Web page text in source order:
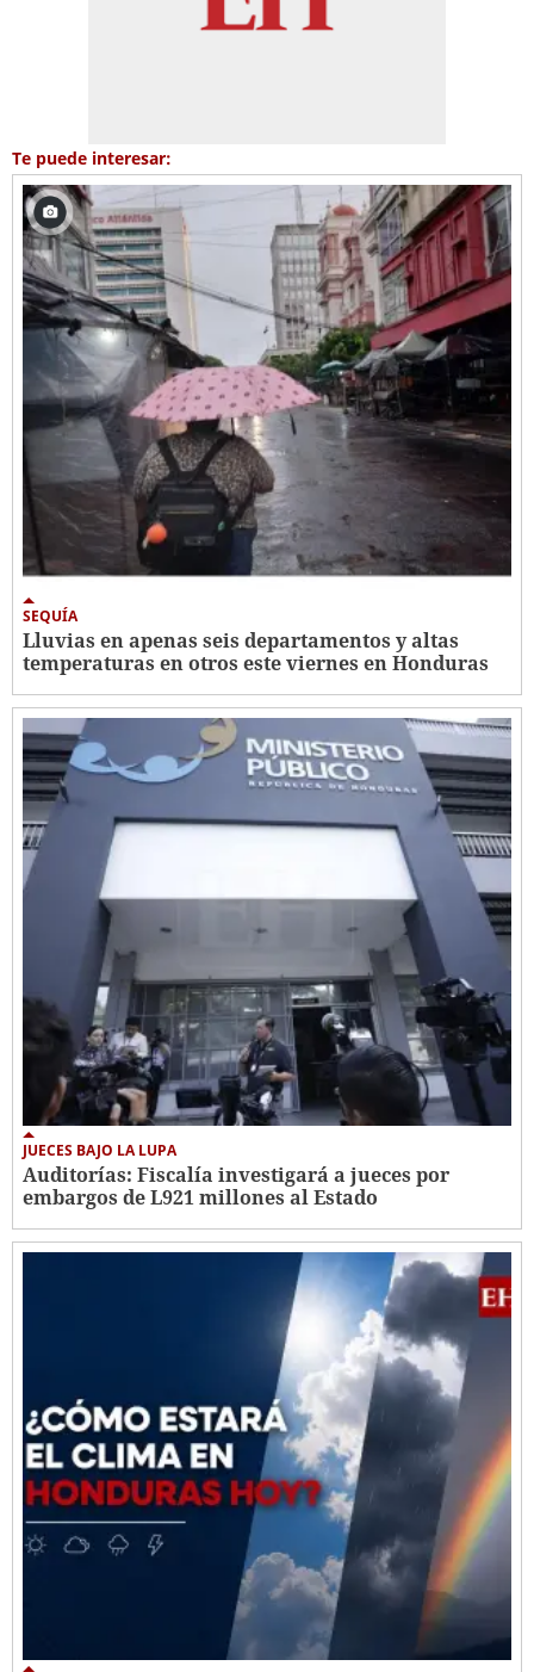
Te puede interesar:
SEQUÍA
Lluvias en apenas seis departamentos y altas
temperaturas en otros este viernes en Honduras
JUECES BAJO LA LUPA
Auditorías: Fiscalía investigará a jueces por
embargos de L921 millones al Estado